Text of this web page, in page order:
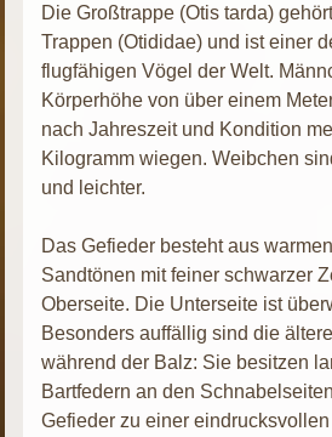
Die Großtrappe (Otis tarda)
Trappen (Otididae) und ist einer
flugfähigen Vögel der Welt.
Körperhöhe von über einem
nach Jahreszeit und Kondition
Kilogramm wiegen. Weibchen
und leichter.
Das Gefieder besteht aus
Sandtönen mit feiner schwarzer
Oberseite. Die Unterseite ist
Besonders auffällig sind die
während der Balz: Sie besitzen
Bartfedern an den
Gefieder zu einer